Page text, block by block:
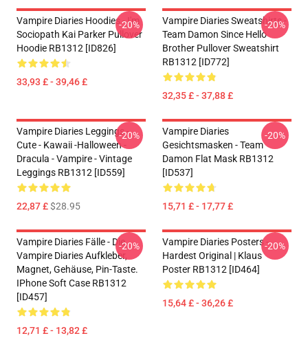
Vampire Diaries Hoodies - I'm
Sociopath Kai Parker Pullover
Hoodie RB1312 [ID826]
33,93 £ - 39,46 £
-20%
Vampire Diaries Sweatshirts -
Team Damon Since Hello
Brother Pullover Sweatshirt
RB1312 [ID772]
32,35 £ - 37,88 £
-20%
Vampire Diaries Leggings -
Cute - Kawaii -Halloween -
Dracula - Vampire - Vintage
Leggings RB1312 [ID559]
22,87 £$28.95
-20%
Vampire Diaries
Gesichtsmasken - Team
Damon Flat Mask RB1312
[ID537]
15,71 £ - 17,77 £
-20%
Vampire Diaries Fälle - Die
Vampire Diaries Aufkleber,
Magnet, Gehäuse, Pin-Taste.
IPhone Soft Case RB1312
[ID457]
12,71 £ - 13,82 £
-20%
Vampire Diaries Posters -
Hardest Original | Klaus
Poster RB1312 [ID464]
15,64 £ - 36,26 £
-20%